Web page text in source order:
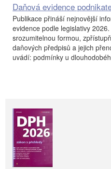
Daňová evidence
Publikace přináší nejnovější
evidence podle legislativy
srozumitelnou formou,
daňových předpisů a jejich
uvádí: podmínky u